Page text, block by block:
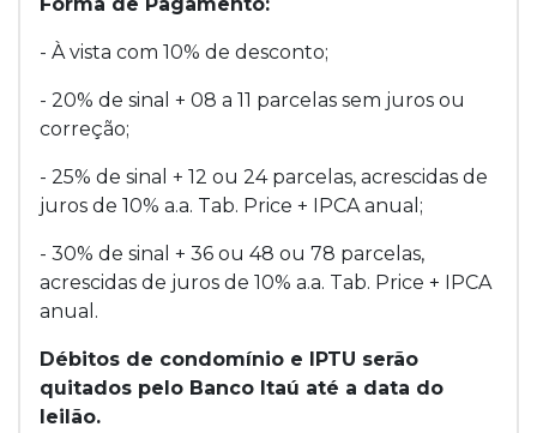
- À vista com 10% de desconto;
- 20% de sinal + 08 a 11 parcelas sem juros ou
correção;
- 25% de sinal + 12 ou 24 parcelas, acrescidas de
juros de 10% a.a. Tab. Price + IPCA anual;
- 30% de sinal + 36 ou 48 ou 78 parcelas,
acrescidas de juros de 10% a.a. Tab. Price + IPCA
anual.
Débitos de condomínio e IPTU serão
quitados pelo Banco Itaú até a data do
leilão.